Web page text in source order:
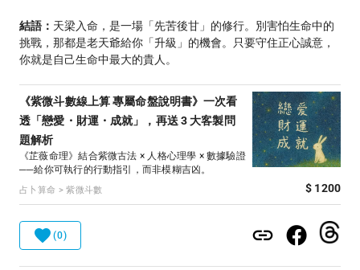
結語： 天梁入命，是一場「先苦後甘」的修行。別害怕生命中的
挑戰，那都是老天爺給你「升級」的機會。只要守住正心誠意，
你就是自己生命中最大的貴人。
《紫微斗數線上算 專屬命盤說明書》一次看
透「戀愛・財運・成就」，再送 3 大客製問
題解析
《芷薇命理》結合紫微古法 × 人格心理學 × 數據驗證
──給你可執行的行動指引，而非模糊吉凶。
占卜算命 > 紫微斗數 $ 1200
(0)